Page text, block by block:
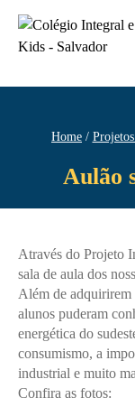
Home
Aulão
Através do Projeto
sala de aula dos
Além de adquirirem
alunos puderam
energética do
consumismo, a
industrial e muito
Confira as fotos: